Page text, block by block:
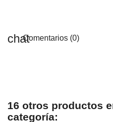
Comentarios (0)
16 otros productos
categoría: